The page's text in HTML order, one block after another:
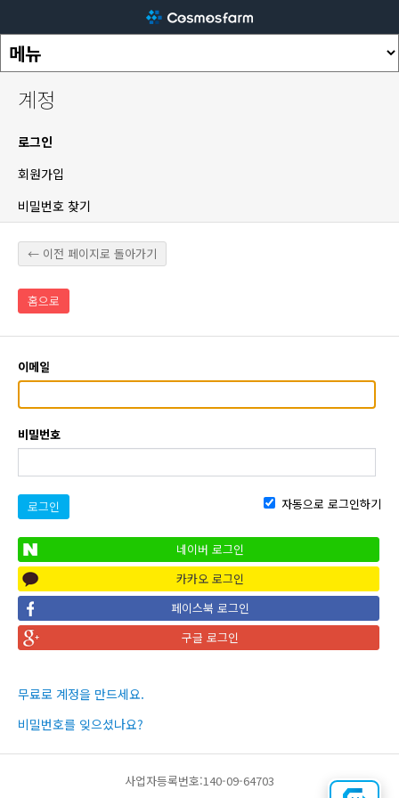
계정
로그인
회원가입
비밀번호 찾기
← 이전 페이지로 돌아가기
홈으로
이메일
비밀번호
로그인 자동으로 로그인하기
네이버 로그인
카카오 로그인
페이스북 로그인
구글 로그인
무료로 계정을 만드세요.
비밀번호를 잊으셨나요?
사업자등록번호:140-09-64703